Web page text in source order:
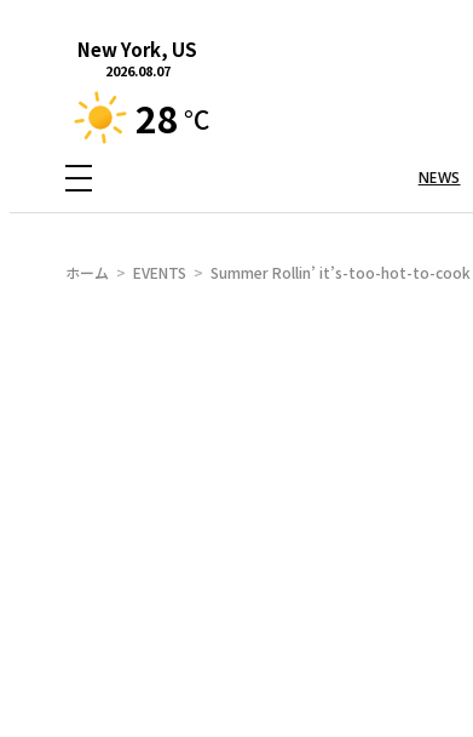
New York, US
2026.08.07
28 °C
NEWS
ホーム EVENTS Summer Rollin’ it’s-too-hot-to-